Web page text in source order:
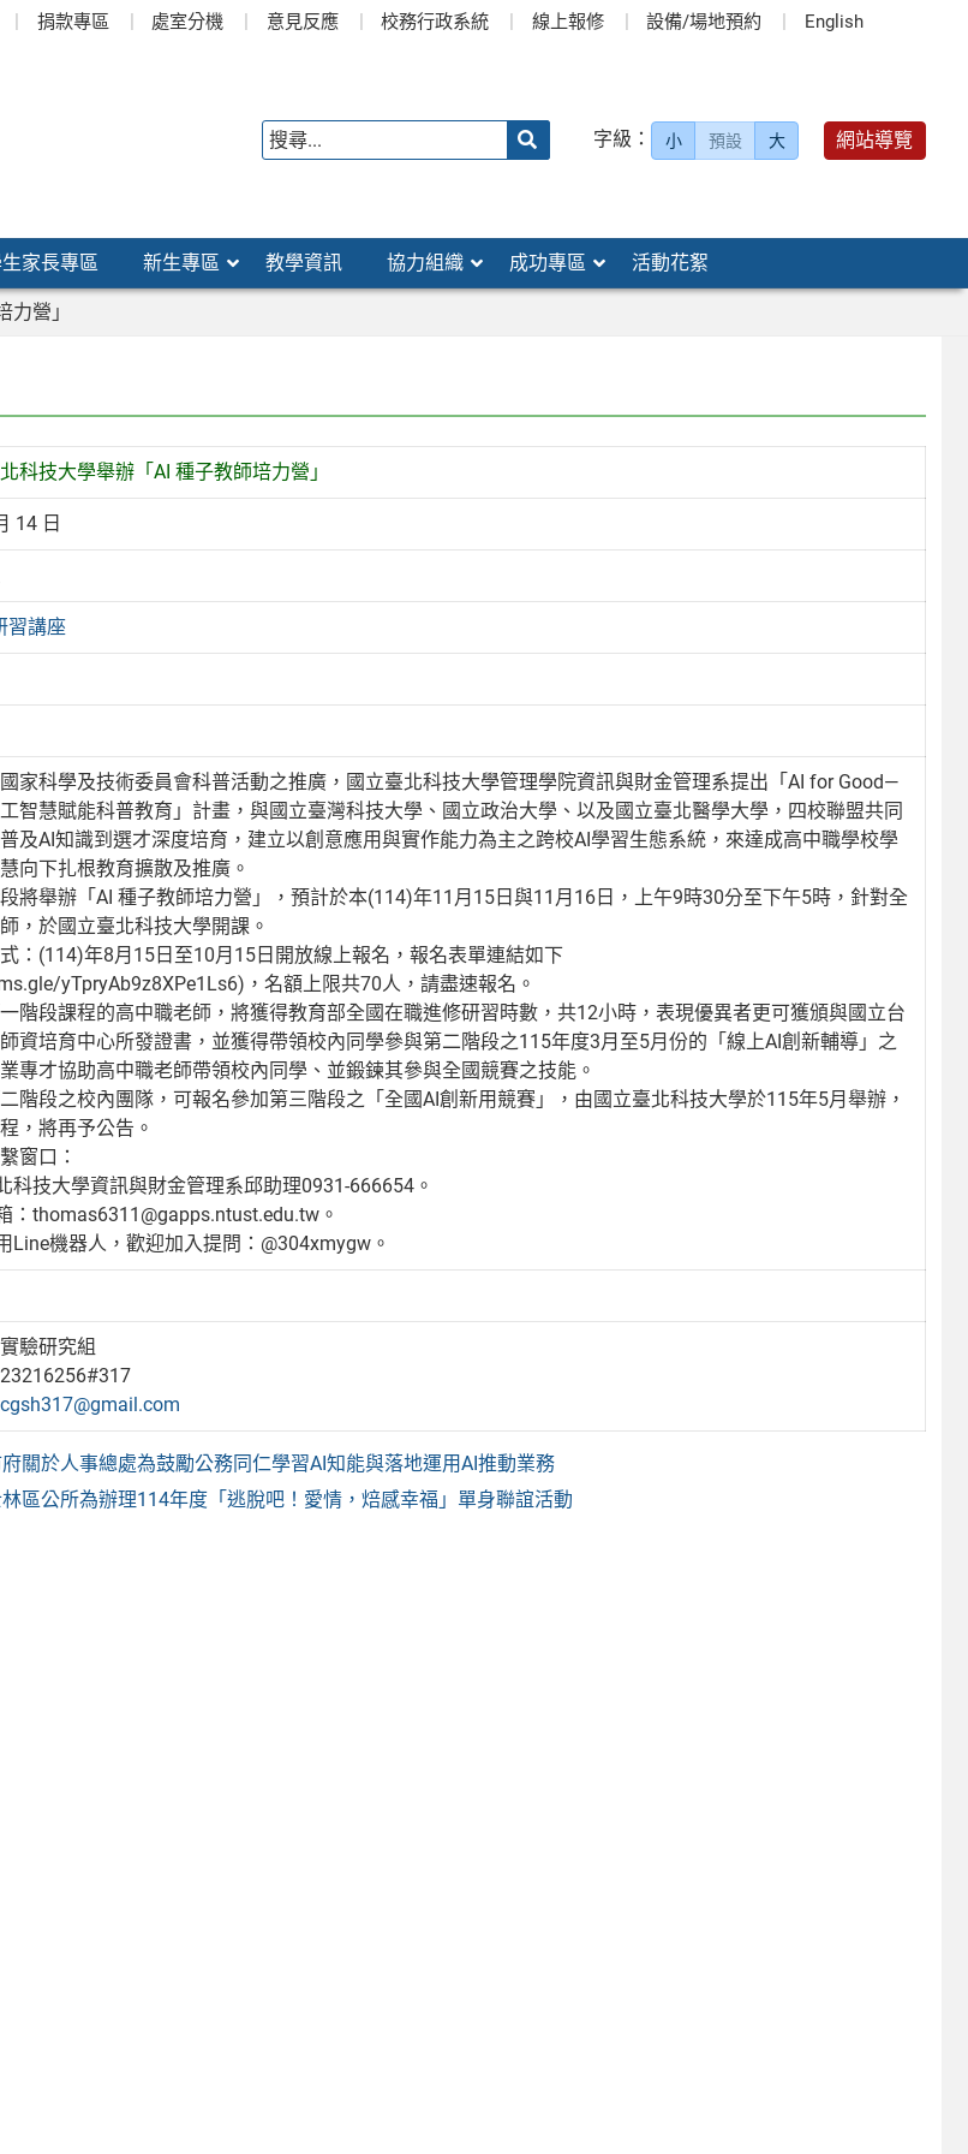
捐款專區 處室分機 意見反應 校務行政系統 線上報修 設備/場地預約 English
字級： 小 預設 大 網站導覽
家長專區 新生專區 教學資訊 協力組織 成功專區 活動花絮
力營」
北科技大學舉辦「AI 種子教師培力營」
14 日
習講座
家科學及技術委員會科普活動之推廣，國立臺北科技大學管理學院資訊與財金管理系提出「AI for Good—
智慧賦能科普教育」計畫，與國立臺灣科技大學、國立政治大學、以及國立臺北醫學大學，四校聯盟共同
及AI知識到選才深度培育，建立以創意應用與實作能力為主之跨校AI學習生態系統，來達成高中職學校學
向下扎根教育擴散及推廣。
將舉辦「AI 種子教師培力營」，預計於本(114)年11月15日與11月16日，上午9時30分至下午5時，針對全
，於國立臺北科技大學開課。
：(114)年8月15日至10月15日開放線上報名，報名表單連結如下
yTpryAb9z8XPe1Ls6)，名額上限共70人，請盡速報名。
階段課程的高中職老師，將獲得教育部全國在職進修研習時數，共12小時，表現優異者更可獲頒與國立台
資培育中心所發證書，並獲得帶領校內同學參與第二階段之115年度3月至5月份的「線上AI創新輔導」之
專才協助高中職老師帶領校內同學、並鍛鍊其參與全國競賽之技能。
階段之校內團隊，可報名參加第三階段之「全國AI創新用競賽」，由國立臺北科技大學於115年5月舉辦，
，將再予公告。
窗口：
科技大學資訊與財金管理系邱助理0931-666654。
：thomas6311@gapps.ntust.edu.tw。
Line機器人，歡迎加入提問：@304xmygw。
實驗研究組
23216256#317
cgsh317@gmail.com
關於人事總處為鼓勵公務同仁學習AI知能與落地運用AI推動業務
區公所為辦理114年度「逃脫吧！愛情，焙感幸福」單身聯誼活動